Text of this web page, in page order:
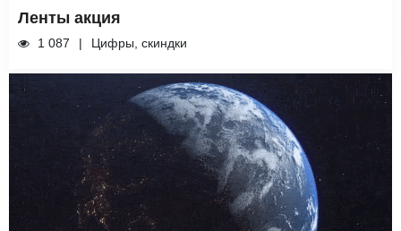
Ленты акция
1 087 Цифры, скиндки